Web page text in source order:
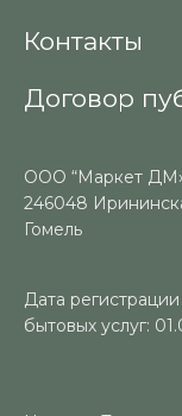
Контакты
Договор
ООО “Маркет
246048
Гомель
Дата
бытовых услуг: